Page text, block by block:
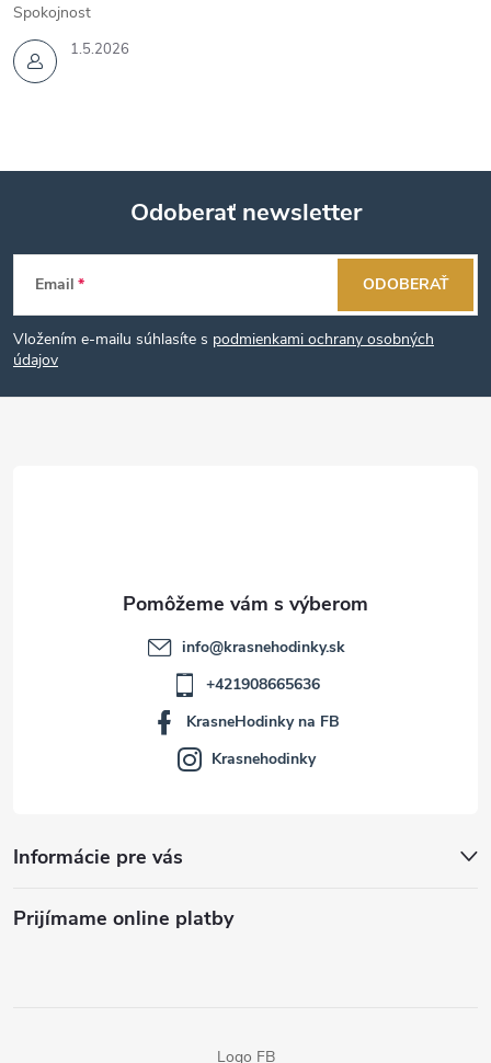
1.5.2026
Spokojnost
Z
á
p
Odoberať newsletter
Email
Vložením e-mailu súhlasíte s podmienkami ochrany osobných
údajov
ODOBERAŤ
Informácie pre vás
Prijímame online platby
info@krasnehodinky.sk
+421908665636
KrasneHodinky na FB
Krasnehodinky
Logo FB